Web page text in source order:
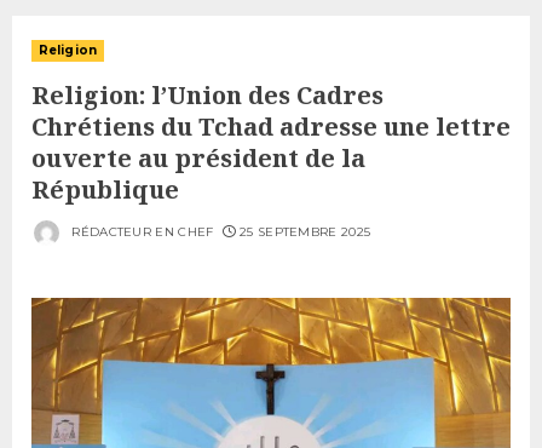
Religion
Religion: l’Union des Cadres
Chrétiens du Tchad adresse une lettre
ouverte au président de la
République
RÉDACTEUR EN CHEF 25 SEPTEMBRE 2025